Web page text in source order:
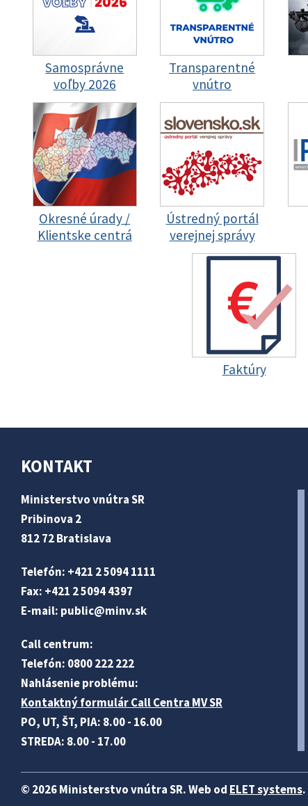
Samosprávne
voľby 2026
Transparentné
vnútro
Okresné úrady /
Klientske centrá
Ústredný portál
verejnej správy
Faktúry
KONTAKT
Ministerstvo vnútra SR
Pribinova 2
812 72 Bratislava
Telefón: +421 2 5094 1111
Fax: +421 2 5094 4397
E-mail: public@minv.sk
Call centrum:
Telefón: 0800 222 222
Nahlásenie problému:
Kontaktný formulár Call Centra MV SR
PO, UT, ŠT, PIA: 8.00 - 16.00
STREDA: 8.00 - 17.00
© 2026 Ministerstvo vnútra SR. Web od ELET systems.